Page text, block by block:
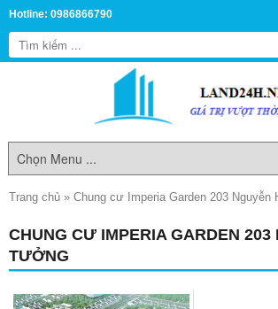
Hotline: 0986866790
Trang chủ » Chung cư Imperia Garden 203 Nguyễn
CHUNG CƯ IMPERIA GARDEN 203
TƯỞNG